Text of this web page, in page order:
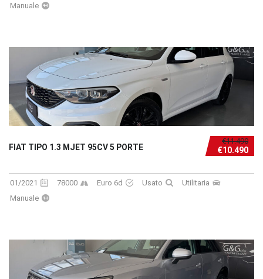
Manuale
€11.490
€10.490
FIAT TIPO 1.3 MJET 95CV 5 PORTE
01/2021 78000 Euro 6d Usato
Utilitaria
Manuale